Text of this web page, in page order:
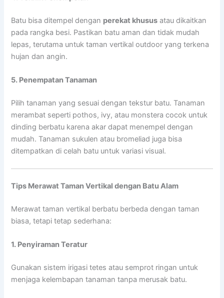
Batu bisa ditempel dengan perekat khusus atau dikaitkan
pada rangka besi. Pastikan batu aman dan tidak mudah
lepas, terutama untuk taman vertikal outdoor yang terkena
hujan dan angin.
5. Penempatan Tanaman
Pilih tanaman yang sesuai dengan tekstur batu. Tanaman
merambat seperti pothos, ivy, atau monstera cocok untuk
dinding berbatu karena akar dapat menempel dengan
mudah. Tanaman sukulen atau bromeliad juga bisa
ditempatkan di celah batu untuk variasi visual.
Tips Merawat Taman Vertikal dengan Batu Alam
Merawat taman vertikal berbatu berbeda dengan taman
biasa, tetapi tetap sederhana:
1. Penyiraman Teratur
Gunakan sistem irigasi tetes atau semprot ringan untuk
menjaga kelembapan tanaman tanpa merusak batu.